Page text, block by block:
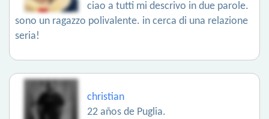
ciao a tutti mi descrivo in due parole.
sono un ragazzo polivalente. in cerca di una relazione
seria!
christian
22 años de Puglia.